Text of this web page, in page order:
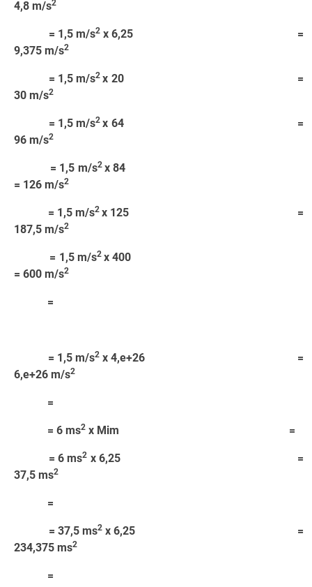
4,8 m/s2
= 1,5 m/s2x 6,25 =
9,375 m/s2
= 1,5 m/s2x 20 =
30 m/s2
= 1,5 m/s2x 64 =
96 m/s2
= 1,5 m/s2x 84
= 126 m/s2
= 1,5 m/s2x 125 =
187,5 m/s2
= 1,5 m/s2x 400
= 600 m/s2
=
= 1,5 m/s2x 4,e+26 =
6,e+26 m/s2
=
= 6 ms2 x Mim =
= 6 ms2 x 6,25 =
37,5 ms2
=
= 37,5 ms2 x 6,25 =
234,375 ms2
=